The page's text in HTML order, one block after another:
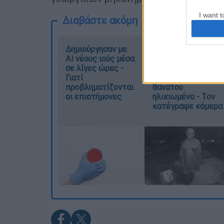
I want
web
I want
I want
Διαβάστε ακόμη
Δημιούργησαν με
AI νέους ιούς μέσα
σε λίγες ώρες -
Γιατί
προβληματίζονται
οι επιστήμονες
θανάτου
ηλικιωμένο - Τον
κατέγραψε κάμερα